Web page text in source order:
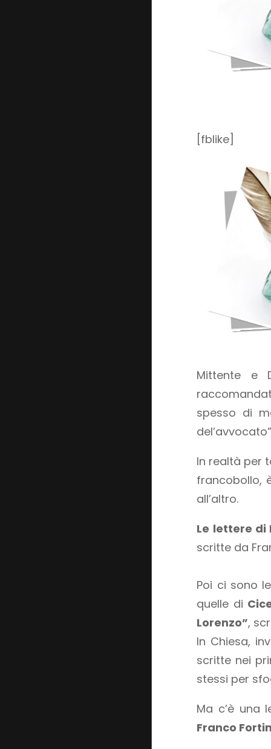
[fblike]
Mittente e
spesso di
In realtà per
francobollo,
all’altro.
Le lettere di
scritte da
Poi ci sono
quelle di
Lorenzo”,
In Chiesa,
scritte nei
stessi per
Ma c’è una
Franco